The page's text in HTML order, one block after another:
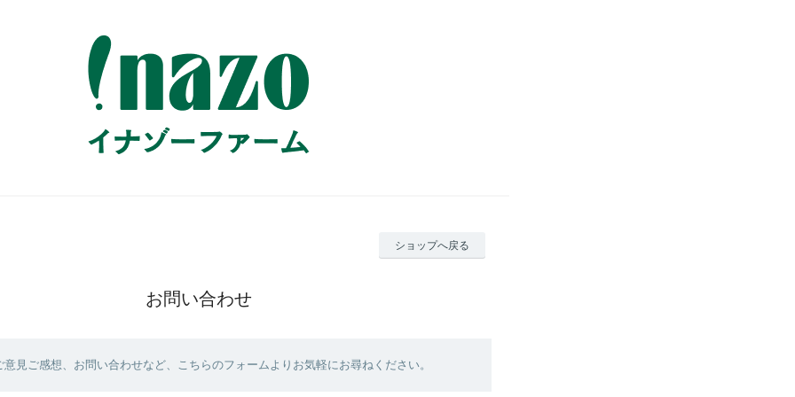
ショップへ戻る
お問い合わせ
見ご感想、お問い合わせなど、こちらのフォームよりお気軽にお尋ねください。